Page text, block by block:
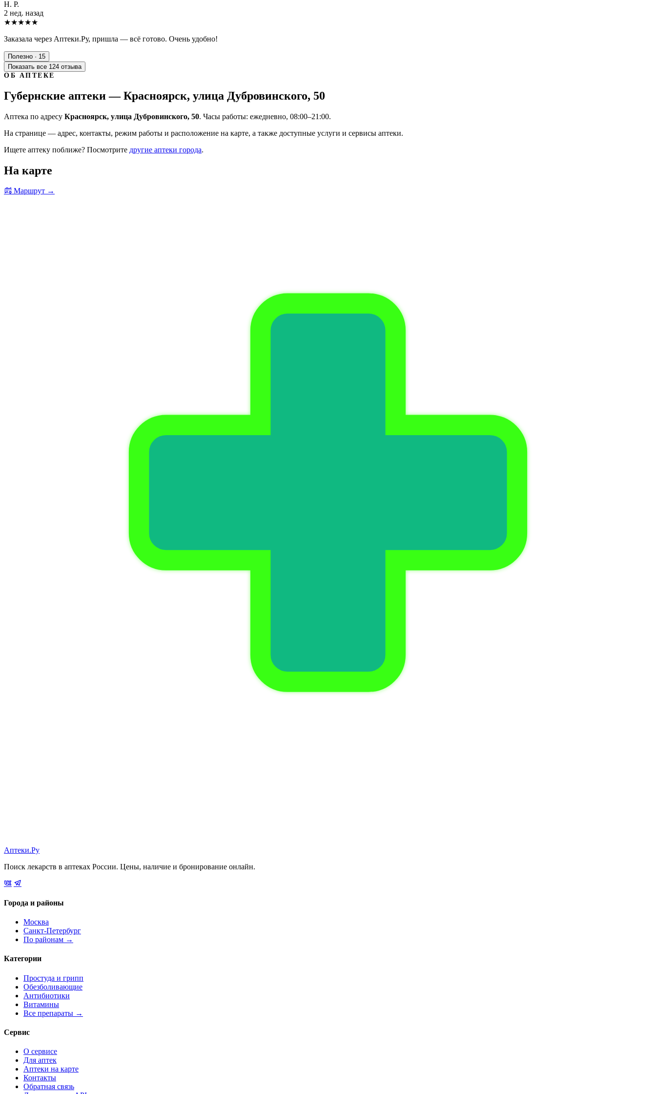
Н. Р.
2 нед. назад
★★★★★
Заказала через Аптеки.Ру, пришла — всё готово. Очень удобно!
Полезно · 15
Показать все 124 отзыва
ОБ АПТЕКЕ
Губернские аптеки — Красноярск, улица Дубровинского, 50
Аптека по адресу Красноярск, улица Дубровинского, 50. Часы работы: ежедневно, 08:00–21:00.
На странице — адрес, контакты, режим работы и расположение на карте, а также доступные услуги и сервисы аптеки.
Ищете аптеку поближе? Посмотрите другие аптеки города.
На карте
Маршрут →
Аптеки.Ру
Поиск лекарств в аптеках России. Цены, наличие и бронирование онлайн.
Города и районы
Москва
Санкт-Петербург
По районам →
Категории
Простуда и грипп
Обезболивающие
Антибиотики
Витамины
Все препараты →
Сервис
О сервисе
Для аптек
Аптеки на карте
Контакты
Обратная связь